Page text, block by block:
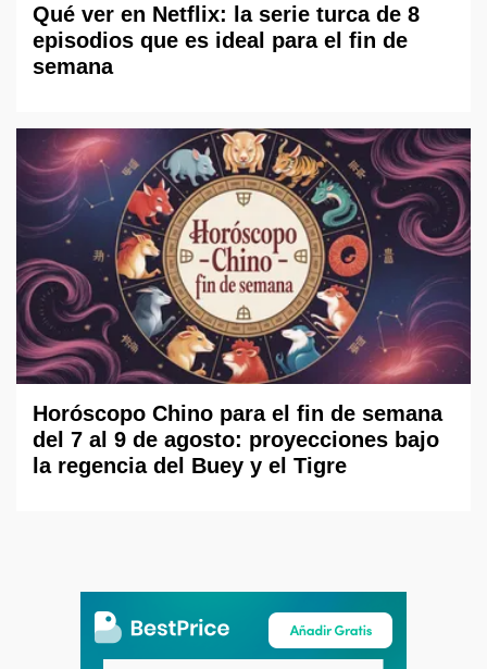
Qué ver en Netflix: la serie turca de 8
episodios que es ideal para el fin de
semana
Horóscopo Chino para el fin de semana
del 7 al 9 de agosto: proyecciones bajo
la regencia del Buey y el Tigre